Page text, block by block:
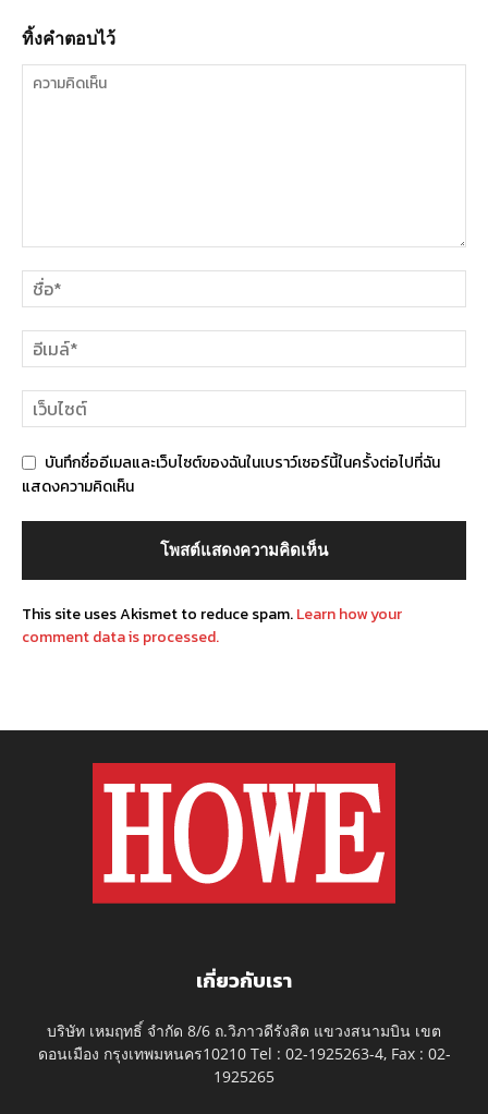
ทิ้งคำตอบไว้
บันทึกชื่ออีเมลและเว็บไซต์ของฉันในเบราว์เซอร์นี้ในครั้งต่อไปที่ฉัน
แสดงความคิดเห็น
This site uses Akismet to reduce spam.Learn how your
comment data is processed.
เกี่ยวกับเรา
บริษัท เหมฤทธิ์ จำกัด 8/6 ถ.วิภาวดีรังสิต แขวงสนามบิน เขต
ดอนเมือง กรุงเทพมหนคร10210 Tel : 02-1925263-4, Fax : 02-
1925265